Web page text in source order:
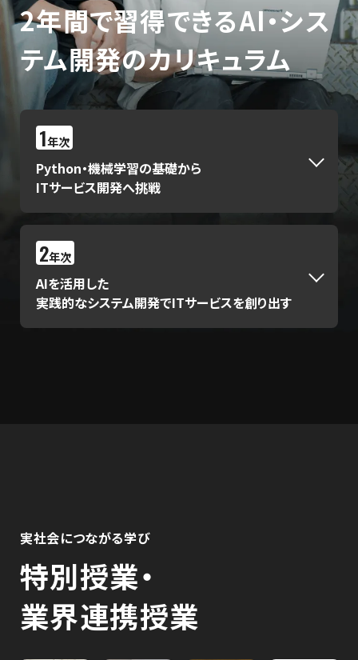
2年間で習得できるAI・シス
テム開発のカリキュラム
1年次
Python・機械学習の基礎から
ITサービス開発へ挑戦
2年次
AIを活用した
実践的なシステム開発でITサービスを創り出す
実社会につながる学び
特別授業・
業界連携授業